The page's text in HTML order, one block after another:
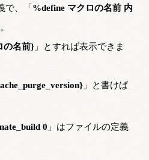
で、「 %define マクロの名前 内
の名前} 」とすれば表示できま
」と書けば
0 」はファイルの定義